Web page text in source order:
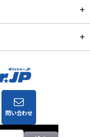
問い合わせ